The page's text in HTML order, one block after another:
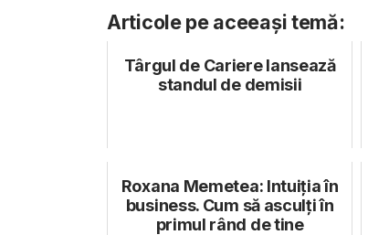
Articole pe aceeași temă:
Târgul de Cariere lansează
standul de demisii
Roxana Memetea: Intuiția în
business. Cum să asculți în
primul rând de tine